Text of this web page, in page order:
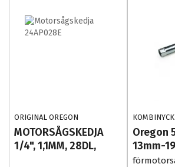
ORIGINAL OREGON
MOTORSÅGSKEDJA 24AP028E
TILL TEX BATTERIDRIVNA
GRENSÅGAR.
MOTORSÅGSKEDJA
1/4", 1,1MM, 28DL,
Oregon
13mm-